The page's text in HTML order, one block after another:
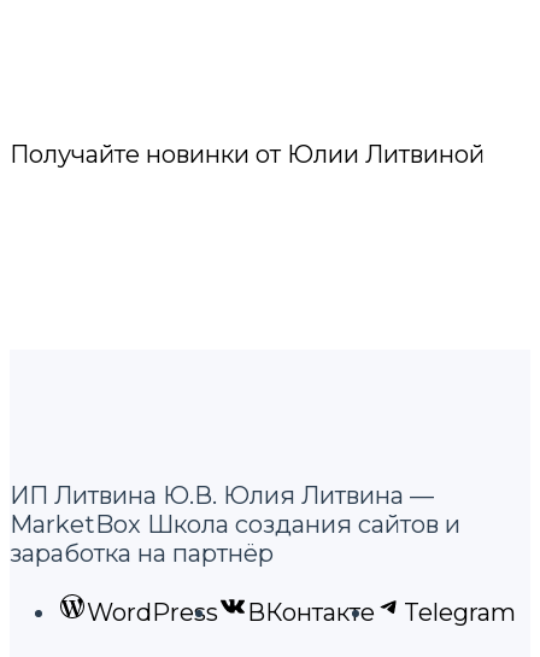
Получайте новинки от Юлии Литвиной
ИП Литвина Ю.В. Юлия Литвина —
MarketBox Школа создания сайтов и
заработка на партнёр
WordPress ВКонтакте Telegram